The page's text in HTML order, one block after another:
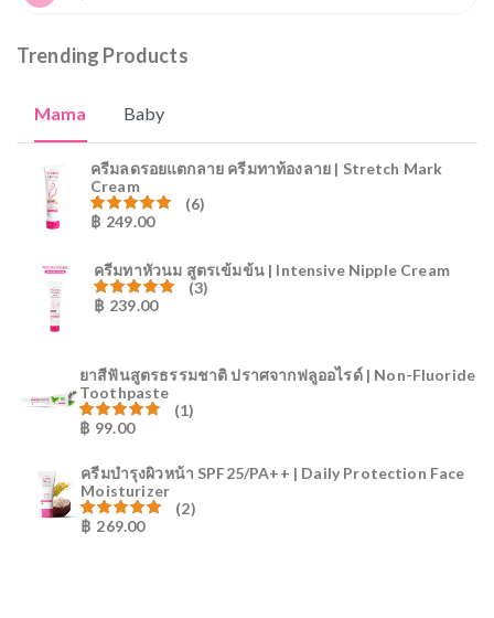
Trending Products
Mama Baby
ครีมลดรอยแตกลาย ครีมทาท้องลาย | Stretch Mark
Cream
ให้คะแนน
(6)
฿ 249.00
ครีมทาหัวนม สูตรเข้มข้น | Intensive Nipple Cream
ให้คะแนน
(3)
฿ 239.00
ยาสีฟันสูตรธรรมชาติ ปราศจากฟลูออไรด์ | Non-Fluoride
Toothpaste
ให้คะแนน
(1)
฿ 99.00
ครีมบำรุงผิวหน้า SPF25/PA++ | Daily Protection Face
Moisturizer
ให้คะแนน
(2)
฿ 269.00